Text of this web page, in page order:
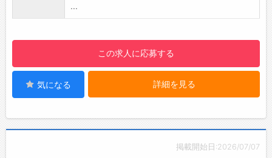
■先輩と交流：分からないことがあればすぐに
相談できます♪
■売上管理：​日々の売上を確認します。
■閉店：​一日の振り返りを行い、翌日に備えま
す！
・幅広い年齢層のお客様と接する中で、自然と
コミュニケーションスキルが磨かれ、自分自身
...
この求人に応募する
気になる 詳細を見る
掲載開始日:2026/07/07